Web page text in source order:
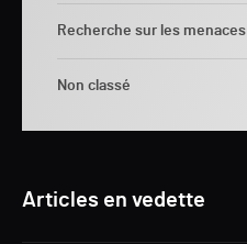
Recherche sur les menaces
Non classé
Articles en vedette